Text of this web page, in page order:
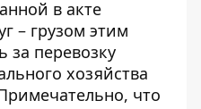
в акте
– грузом этим
за перевозку
хозяйства
что